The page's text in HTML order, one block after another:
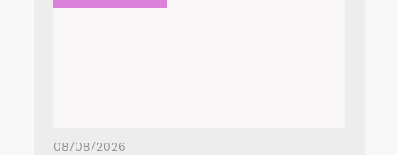
08/08/2026